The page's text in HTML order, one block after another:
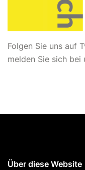
Folgen Sie uns auf
melden Sie sich bei
Über diese Website